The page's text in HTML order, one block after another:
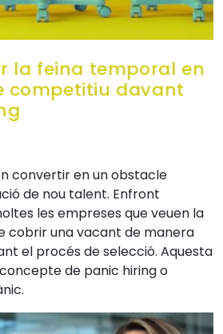
la feina temporal en
competitiu davant
convertir en un obstacle
de nou talent. Enfront
les empreses que veuen la
cobrir una vacant de manera
el procés de selecció. Aquesta
de panic hiring o